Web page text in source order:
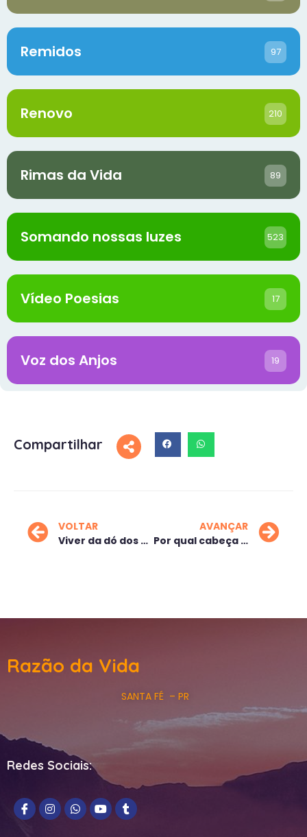
Remidos 97
Renovo 210
Rimas da Vida 89
Somando nossas luzes 523
Vídeo Poesias 17
Voz dos Anjos 19
Compartilhar
VOLTAR
Viver da dó dos outros
AVANÇAR
Por qual cabeça você anda?
Razão da Vida
SANTA FÉ – PR
Redes Sociais: